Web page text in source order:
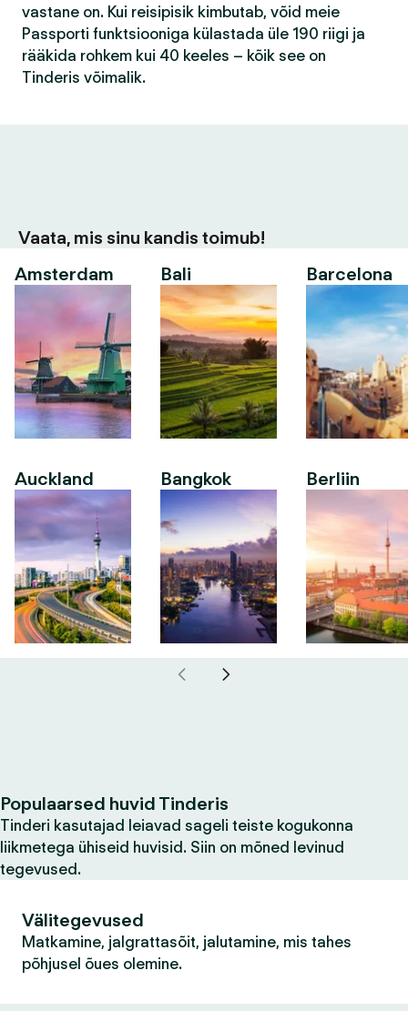
vastane on. Kui reisipisik kimbutab, võid meie
Passporti funktsiooniga külastada üle 190 riigi ja
rääkida rohkem kui 40 keeles – kõik see on
Tinderis võimalik.
Vaata, mis sinu kandis toimub!
Amsterdam
Auckland
Bali
Bangkok
Barcelona
Berliin
Populaarsed huvid Tinderis
Tinderi kasutajad leiavad sageli teiste kogukonna
liikmetega ühiseid huvisid. Siin on mõned levinud
tegevused.
Välitegevused
Matkamine, jalgrattasõit, jalutamine, mis tahes
põhjusel õues olemine.